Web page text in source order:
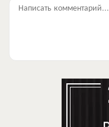
Написать комментарий...